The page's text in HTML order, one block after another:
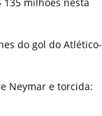
135 milhões nesta
do gol do Atlético-
Neymar e torcida: